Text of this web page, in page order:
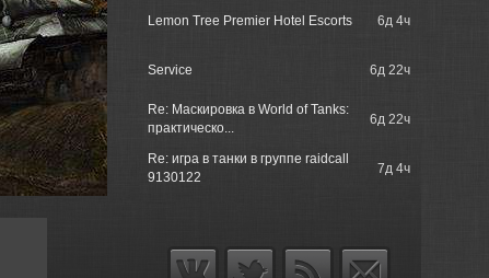
Lemon Tree Premier Hotel Escorts 6д 4ч
Service 6д 22ч
Re: Маскировка в World of Tanks:
практическо...
6д 22ч
Re: игра в танки в группе raidcall
9130122
7д 4ч